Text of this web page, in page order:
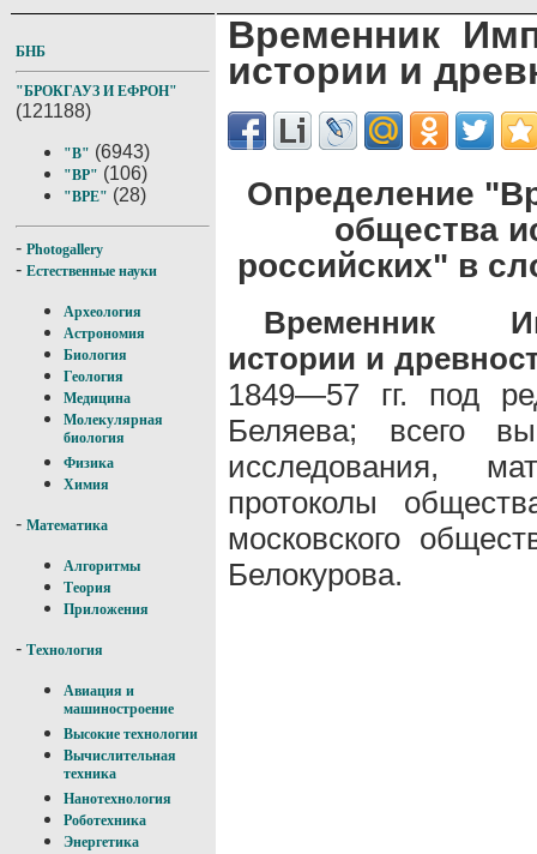
БНБ
"БРОКГАУЗ И ЕФРОН"
(121188)
"В" (6943)
"ВР" (106)
"ВРЕ" (28)
- Photogallery
- Естественные науки
Археология
Астрономия
Биология
Геология
Медицина
Молекулярная
биология
Физика
Химия
- Математика
Алгоритмы
Теория
Приложения
- Технология
Авиация и
машиностроение
Высокие технологии
Вычислительная
техника
Нанотехнология
Роботехника
Энергетика
Временник
истории и
Определение
общества
российских" в
Временник
истории и
1849—57 гг. под
Беляева; всего
исследования,
протоколы
московского
Белокурова.